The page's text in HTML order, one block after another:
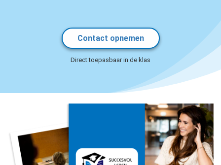
Contact opnemen
Direct toepasbaar in de klas